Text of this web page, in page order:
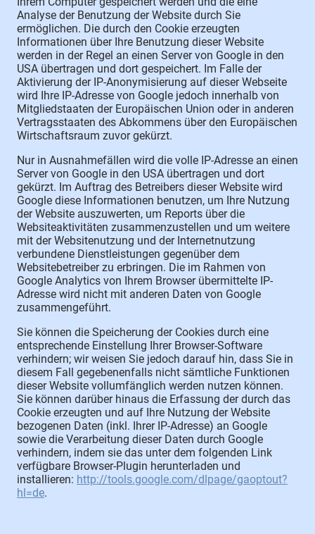
Analyse der Benutzung der Website durch Sie
ermöglichen. Die durch den Cookie erzeugten
Informationen über Ihre Benutzung dieser Website
werden in der Regel an einen Server von Google in den
USA übertragen und dort gespeichert. Im Falle der
Aktivierung der IP-Anonymisierung auf dieser Webseite
wird Ihre IP-Adresse von Google jedoch innerhalb von
Mitgliedstaaten der Europäischen Union oder in anderen
Vertragsstaaten des Abkommens über den Europäischen
Wirtschaftsraum zuvor gekürzt.
Nur in Ausnahmefällen wird die volle IP-Adresse an einen
Server von Google in den USA übertragen und dort
gekürzt. Im Auftrag des Betreibers dieser Website wird
Google diese Informationen benutzen, um Ihre Nutzung
der Website auszuwerten, um Reports über die
Websiteaktivitäten zusammenzustellen und um weitere
mit der Websitenutzung und der Internetnutzung
verbundene Dienstleistungen gegenüber dem
Websitebetreiber zu erbringen. Die im Rahmen von
Google Analytics von Ihrem Browser übermittelte IP-
Adresse wird nicht mit anderen Daten von Google
zusammengeführt.
Sie können die Speicherung der Cookies durch eine
entsprechende Einstellung Ihrer Browser-Software
verhindern; wir weisen Sie jedoch darauf hin, dass Sie in
diesem Fall gegebenenfalls nicht sämtliche Funktionen
dieser Website vollumfänglich werden nutzen können.
Sie können darüber hinaus die Erfassung der durch das
Cookie erzeugten und auf Ihre Nutzung der Website
bezogenen Daten (inkl. Ihrer IP-Adresse) an Google
sowie die Verarbeitung dieser Daten durch Google
verhindern, indem sie das unter dem folgenden Link
verfügbare Browser-Plugin herunterladen und
installieren: http://tools.google.com/dlpage/gaoptout?
hl=de.